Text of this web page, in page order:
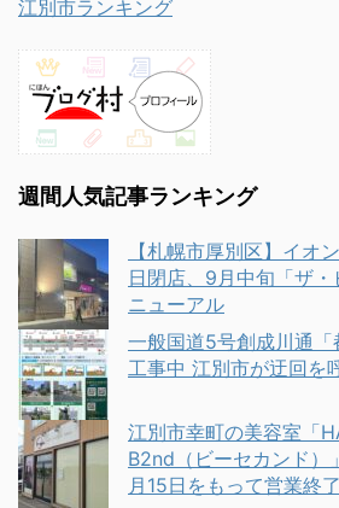
江別市ランキング
週間人気記事ランキング
【札幌市厚別区】イオ
日閉店、9月中旬「ザ・
ニューアル
一般国道5号創成川通「
工事中 江別市が迂回を
江別市幸町の美容室「
B2nd（ビーセカンド
月15日をもって営業終了